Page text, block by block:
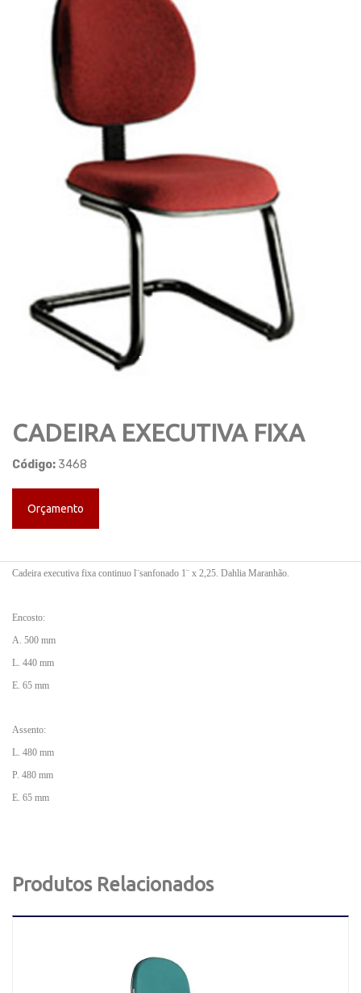
Previous
CADEIRA EXECUTIVA FIXA
Código: 3468
Orçamento
Cadeira executiva fixa continuo l¨sanfonado 1¨ x 2,25. Dahlia Maranhão.
Encosto:
A. 500 mm
L. 440 mm
E. 65 mm
Assento:
L. 480 mm
P. 480 mm
E. 65 mm
Produtos Relacionados